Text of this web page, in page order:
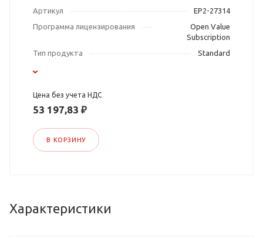
Артикул
EP2-27314
Программа лицензирования
Open Value
Subscription
Тип продукта
Standard
Цена без учета НДС
53 197,83 ₽
В КОРЗИНУ
Характеристики